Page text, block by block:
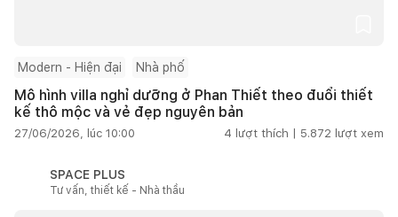
Modern - Hiện đại Nhà phố
Mô hình villa nghỉ dưỡng ở Phan Thiết theo đuổi thiết
kế thô mộc và vẻ đẹp nguyên bản
27/06/2026, lúc 10:00 4 lượt thích | 5.872 lượt xem
SPACE PLUS
Tư vấn, thiết kế - Nhà thầu